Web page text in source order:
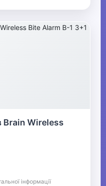
Brain Wireless
інформації